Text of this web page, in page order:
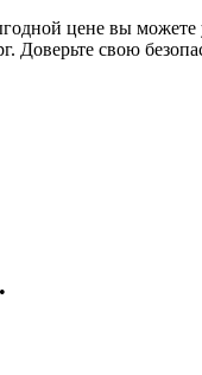
цене вы
Доверьте свою
•